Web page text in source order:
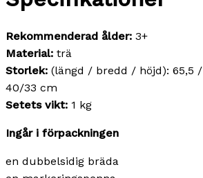
Rekommenderad ålder: 3+
Material: trä
Storlek: (längd / bredd / höjd): 65,5 /
40/33 cm
Setets vikt: 1 kg
Ingår i förpackningen
en dubbelsidig bräda